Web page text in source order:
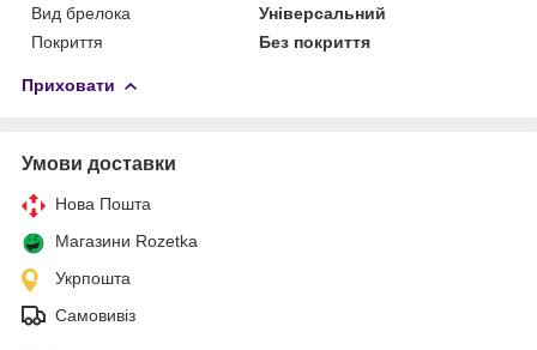
Вид брелока
Універсальний
Покриття
Без покриття
Приховати
Умови доставки
Нова Пошта
Магазини Rozetka
Укрпошта
Самовивіз